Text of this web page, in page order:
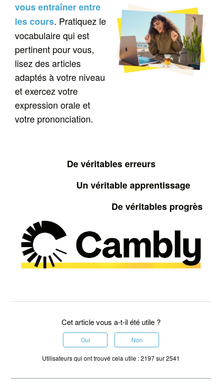
vous entraîner entre
les cours. Pratiquez le
vocabulaire qui est
pertinent pour vous,
lisez des articles
adaptés à votre niveau
et exercez votre
expression orale et
votre prononciation.
De véritables erreurs
Un véritable apprentissage
De véritables progrès
Cet article vous a-t-il été utile ?
Oui Non
Utilisateurs qui ont trouvé cela utile : 2197 sur 2541